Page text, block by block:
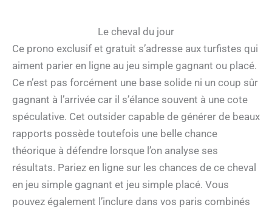
Le cheval du jour
Ce prono exclusif et gratuit s’adresse aux turfistes qui
aiment parier en ligne au jeu simple gagnant ou placé.
Ce n’est pas forcément une base solide ni un coup sûr
gagnant à l’arrivée car il s’élance souvent à une cote
spéculative. Cet outsider capable de générer de beaux
rapports possède toutefois une belle chance
théorique à défendre lorsque l’on analyse ses
résultats. Pariez en ligne sur les chances de ce cheval
en jeu simple gagnant et jeu simple placé. Vous
pouvez également l’inclure dans vos paris combinés